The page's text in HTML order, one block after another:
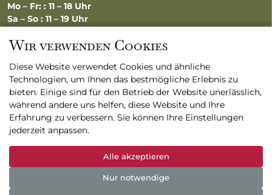
Mo – Fr: : 11 – 18 Uhr
Sa – So : 11 – 19 Uhr
FAQ
AGB
Datenschutzerklärung
Impressum
Wir verwenden Cookies
Diese Website verwendet Cookies und ähnliche
Technologien, um Ihnen das bestmögliche Erlebnis zu
bieten. Einige sind für den Betrieb der Website unerlässlich,
während andere uns helfen, diese Website und Ihre
Erfahrung zu verbessern. Sie können Ihre Einstellungen
jederzeit anpassen.
Alle akzeptieren
Nur notwendige